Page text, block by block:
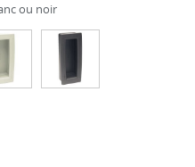
ou noir